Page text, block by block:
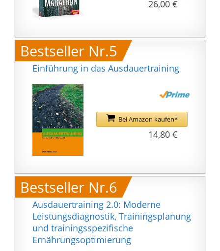
26,00 €
Bestseller Nr.5
Einführung in das Ausdauertraining
Bei Amazon kaufen*
14,80 €
Bestseller Nr.6
Ausdauertraining 2.0: Moderne
Leistungsdiagnostik, Trainingsplanung
und trainingsspezifische
Ernährungsoptimierung